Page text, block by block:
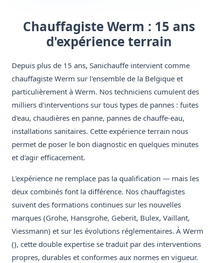
Chauffagiste Werm : 15 ans
d'expérience terrain
Depuis plus de 15 ans, Sanichauffe intervient comme
chauffagiste Werm sur l'ensemble de la Belgique et
particulièrement à Werm. Nos techniciens cumulent des
milliers d'interventions sur tous types de pannes : fuites
d'eau, chaudières en panne, pannes de chauffe-eau,
installations sanitaires. Cette expérience terrain nous
permet de poser le bon diagnostic en quelques minutes
et d'agir efficacement.
L'expérience ne remplace pas la qualification — mais les
deux combinés font la différence. Nos chauffagistes
suivent des formations continues sur les nouvelles
marques (Grohe, Hansgrohe, Geberit, Bulex, Vaillant,
Viessmann) et sur les évolutions réglementaires. À Werm
(), cette double expertise se traduit par des interventions
propres, durables et conformes aux normes en vigueur.